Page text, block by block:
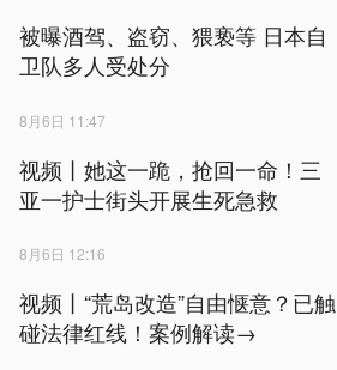
被曝酒驾、盗窃、猥亵等 日本自
卫队多人受处分
8月6日 11:47
视频丨她这一跪，抢回一命！三
亚一护士街头开展生死急救
8月6日 12:16
视频丨“荒岛改造”自由惬意？已触
碰法律红线！案例解读→